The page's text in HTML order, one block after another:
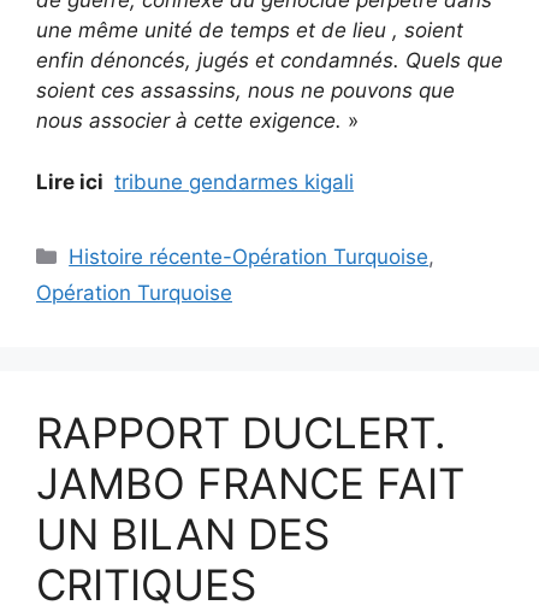
une même unité de temps et de lieu , soient
enfin dénoncés, jugés et condamnés. Quels que
soient ces assassins, nous ne pouvons que
nous associer à cette exigence. »
Lire ici tribune gendarmes kigali
Catégories
Histoire récente-Opération Turquoise,
Opération Turquoise
RAPPORT DUCLERT.
JAMBO FRANCE FAIT
UN BILAN DES
CRITIQUES